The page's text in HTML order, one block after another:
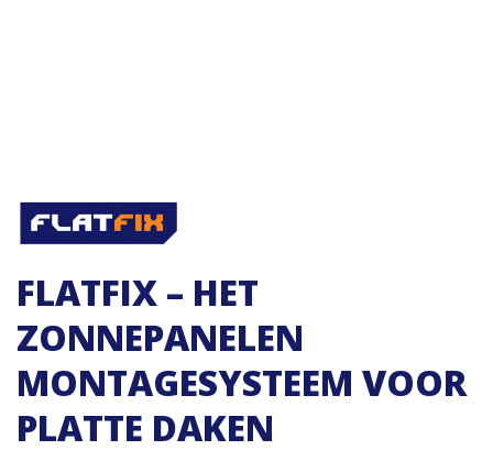
FLATFIX – HET
ZONNEPANELEN
MONTAGESYSTEEM VOOR
PLATTE DAKEN